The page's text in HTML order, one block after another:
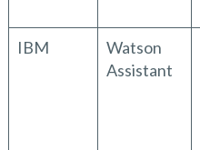
IBM
Watson
Assistant